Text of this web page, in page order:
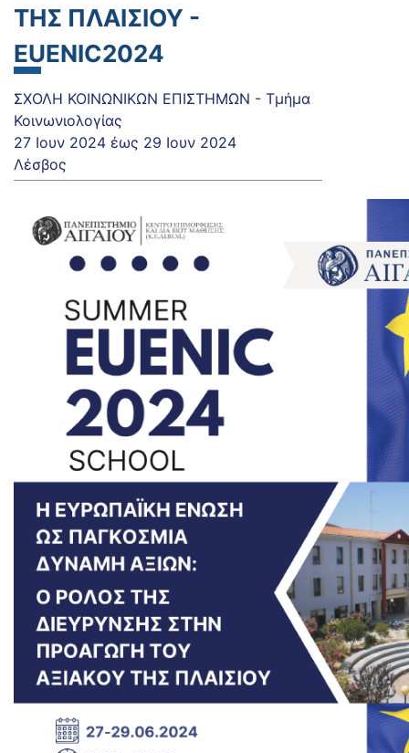
ΤΗΣ ΠΛΑΙΣΙΟΥ -
EUENIC2024
ΣΧΟΛΗ ΚΟΙΝΩΝΙΚΩΝ ΕΠΙΣΤΗΜΩΝ - Τμήμα
Κοινωνιολογίας
27 Ιουν 2024 έως 29 Ιουν 2024
Λέσβος